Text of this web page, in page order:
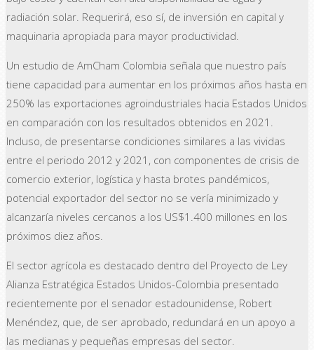
radiación solar. Requerirá, eso sí, de inversión en capital y
maquinaria apropiada para mayor productividad.
Un estudio de AmCham Colombia señala que nuestro país
tiene capacidad para aumentar en los próximos años hasta en
250% las exportaciones agroindustriales hacia Estados Unidos
en comparación con los resultados obtenidos en 2021.
Incluso, de presentarse condiciones similares a las vividas
entre el periodo 2012 y 2021, con componentes de crisis de
comercio exterior, logística y hasta brotes pandémicos,
potencial exportador del sector no se vería minimizado y
alcanzaría niveles cercanos a los US$1.400 millones en los
próximos diez años.
El sector agrícola es destacado dentro del Proyecto de Ley
Alianza Estratégica Estados Unidos-Colombia presentado
recientemente por el senador estadounidense, Robert
Menéndez, que, de ser aprobado, redundará en un apoyo a
las medianas y pequeñas empresas del sector.